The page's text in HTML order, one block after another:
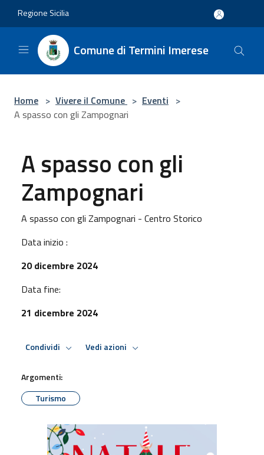
Regione Sicilia
Comune di Termini Imerese
Home > Vivere il Comune > Eventi >
A spasso con gli Zampognari
A spasso con gli
Zampognari
A spasso con gli Zampognari - Centro Storico
Data inizio :
20 dicembre 2024
Data fine:
21 dicembre 2024
Condividi Vedi azioni
Argomenti:
Turismo